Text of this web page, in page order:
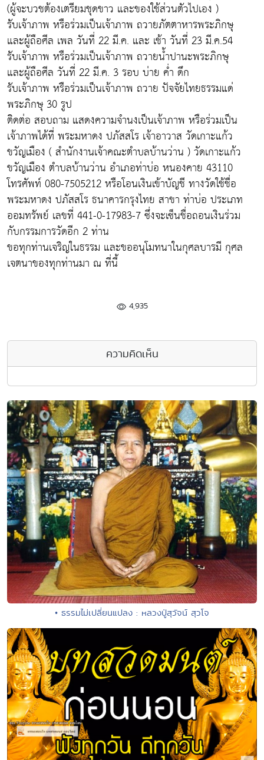
(ผู้จะบวชต้องเตรียมชุดขาว และของใช้ส่วนตัวไปเอง )
รับเจ้าภาพ หรือร่วมเป็นเจ้าภาพ ถวายภัตตาหารพระภิกษุ
และผู้ถือศีล เพล วันที่ 22 มี.ค. และ เช้า วันที่ 23 มี.ค.54
รับเจ้าภาพ หรือร่วมเป็นเจ้าภาพ ถวายน้ำปานะพระภิกษุ
และผู้ถือศีล วันที่ 22 มี.ค. 3 รอบ บ่าย ค่ำ ดึก
รับเจ้าภาพ หรือร่วมเป็นเจ้าภาพ ถวาย ปัจจัยไทยธรรมแด่
พระภิกษุ 30 รูป
ติดต่อ สอบถาม แสดงความจำนงเป็นเจ้าภาพ หรือร่วมเป็น
เจ้าภาพได้ที่ พระมหาดง ปภัสสโร เจ้าอาวาส วัดเกาะแก้ว
ขวัญเมือง ( สำนักงานเจ้าคณะตำบลบ้านว่าน ) วัดเกาะแก้ว
ขวัญเมือง ตำบลบ้านว่าน อำเภอท่าบ่อ หนองคาย 43110
โทรศัพท์ 080-7505212 หรือโอนเงินเข้าบัญชี ทางวัดใช้ชื่อ
พระมหาดง ปภัสสโร ธนาคารกรุงไทย สาขา ท่าบ่อ ประเภท
ออมทรัพย์ เลขที่ 441-0-17983-7 ซึ่งจะเซ็นชื่อถอนเงินร่วม
กับกรรมการวัดอีก 2 ท่าน
ขอทุกท่านเจริญในธรรม และขออนุโมทนาในกุศลบารมี กุศล
เจตนาของทุกท่านมา ณ ที่นี้
4,935
ความคิดเห็น
• ธรรมไม่เปลี่ยนแปลง : หลวงปู่สุวัจน์ สุวโจ